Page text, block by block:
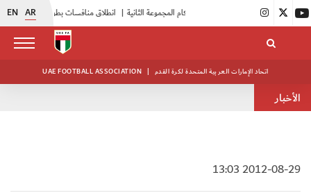
EN AR | بدء فعاليات معسكر حكام المجموعة الثانية |
UAE FOOTBALL ASSOCIATION | اتحاد الإمارات العربية المتحدة لكرة القدم
الأخبار
2012-08-29 13:03